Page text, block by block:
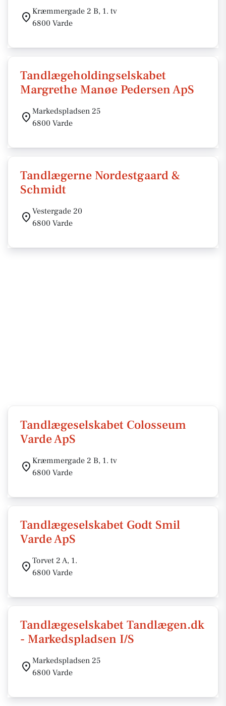
Kræmmergade 2 B, 1. tv
6800 Varde
Tandlægeholdingselskabet
Margrethe Manøe Pedersen ApS
Markedspladsen 25
6800 Varde
Tandlægerne Nordestgaard &
Schmidt
Vestergade 20
6800 Varde
Tandlægeselskabet Colosseum
Varde ApS
Kræmmergade 2 B, 1. tv
6800 Varde
Tandlægeselskabet Godt Smil
Varde ApS
Torvet 2 A, 1.
6800 Varde
Tandlægeselskabet Tandlægen.dk
- Markedspladsen I/S
Markedspladsen 25
6800 Varde